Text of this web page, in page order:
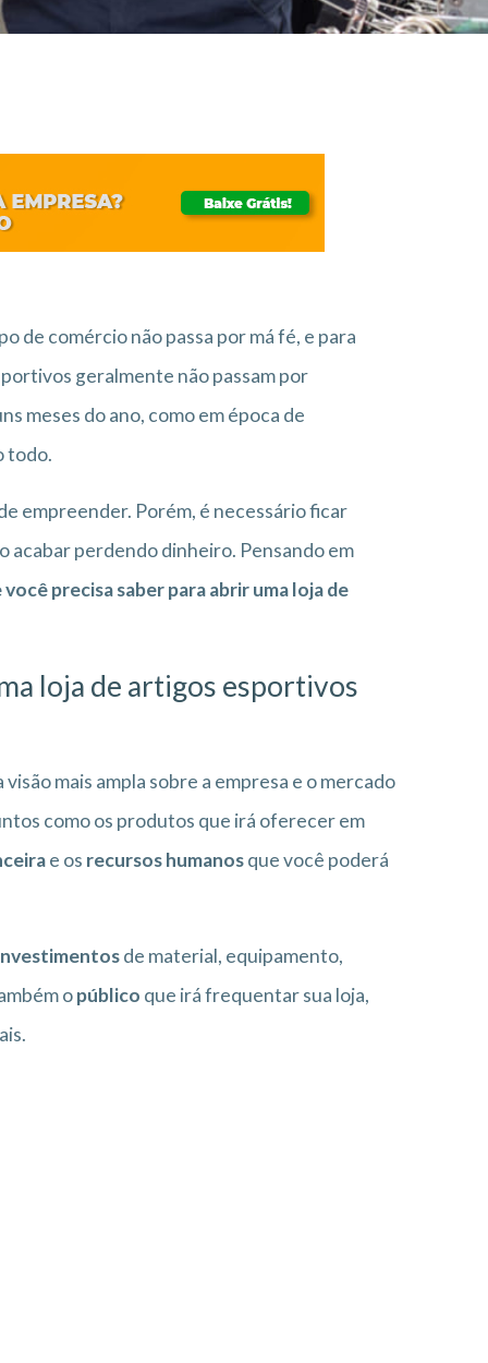
de comércio não passa por má fé, e para
geralmente não passam por
meses do ano, como em época de
todo.
empreender. Porém, é necessário ficar
perdendo dinheiro. Pensando em
precisa saber para abrir uma loja de
loja de artigos esportivos
mais ampla sobre a empresa e o mercado
como os produtos que irá oferecer em
e os recursos humanosque você poderá
de material, equipamento,
opúblico que irá frequentar sua loja,